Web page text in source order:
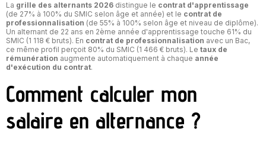
La grille des alternants 2026 distingue le contrat d'apprentissage
(de 27% à 100% du SMIC selon âge et année) et le contrat de
professionnalisation (de 55% à 100% selon âge et niveau de diplôme).
Un alternant de 22 ans en 2ème année d'apprentissage touche 61% du
SMIC (1 118 € bruts). En contrat de professionnalisation avec un Bac,
ce même profil perçoit 80% du SMIC (1 466 € bruts). Le taux de
rémunération augmente automatiquement à chaque année
d'exécution du contrat.
Comment calculer mon
salaire en alternance ?